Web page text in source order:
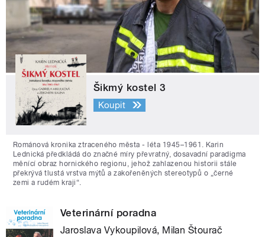
Šikmý kostel 3
Koupit
Románová kronika ztraceného města - léta 1945–1961. Karin
Lednická předkládá do značné míry převratný, dosavadní paradigma
měnící obraz hornického regionu, jehož zahlazenou historii stále
překrývá tlustá vrstva mýtů a zakořeněných stereotypů o „černé
zemi a rudém kraji“.
Veterinární poradna
Jaroslava Vykoupilová, Milan Štourač